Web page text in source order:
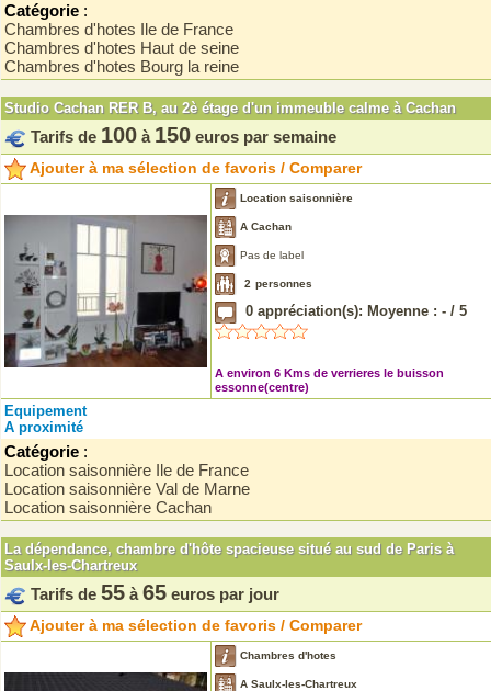
Catégorie :
Chambres d'hotes Ile de France
Chambres d'hotes Haut de seine
Chambres d'hotes Bourg la reine
Studio Cachan RER B, au 2è étage d'un immeuble calme à Cachan
Tarifs de 100 à 150 euros par semaine
Ajouter à ma sélection de favoris / Comparer
Location saisonnière
A Cachan
Pas de label
2 personnes
0 appréciation(s): Moyenne : - / 5
A environ 6 Kms de verrieres le buisson
essonne(centre)
Equipement
A proximité
Catégorie :
Location saisonnière Ile de France
Location saisonnière Val de Marne
Location saisonnière Cachan
La dépendance, chambre d'hôte spacieuse situé au sud de Paris à
Saulx-les-Chartreux
Tarifs de 55 à 65 euros par jour
Ajouter à ma sélection de favoris / Comparer
Chambres d'hotes
A Saulx-les-Chartreux